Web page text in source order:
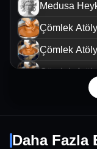
Medusa
Çömlek
Çömlek
Çömlek
Çömlek
Daha Fazla
İstanbul
Evde